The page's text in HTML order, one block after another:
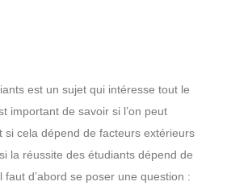
est un sujet qui intéresse tout le
important de savoir si l’on peut
si cela dépend de facteurs extérieurs
la réussite des étudiants dépend de
d’abord se poser une question :